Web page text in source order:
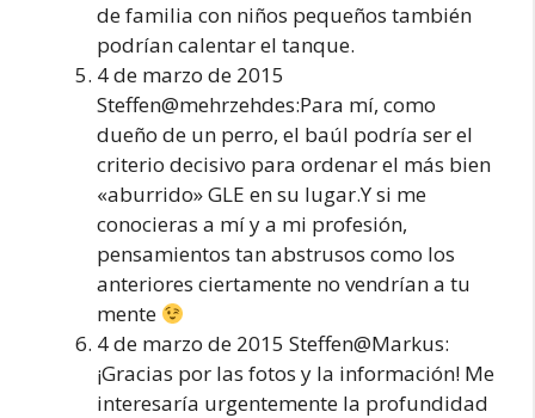
de familia con niños pequeños también
podrían calentar el tanque.
4 de marzo de 2015
Steffen@mehrzehdes:Para mí, como
dueño de un perro, el baúl podría ser el
criterio decisivo para ordenar el más bien
«aburrido» GLE en su lugar.Y si me
conocieras a mí y a mi profesión,
pensamientos tan abstrusos como los
anteriores ciertamente no vendrían a tu
mente
4 de marzo de 2015 Steffen@Markus:
¡Gracias por las fotos y la información! Me
interesaría urgentemente la profundidad